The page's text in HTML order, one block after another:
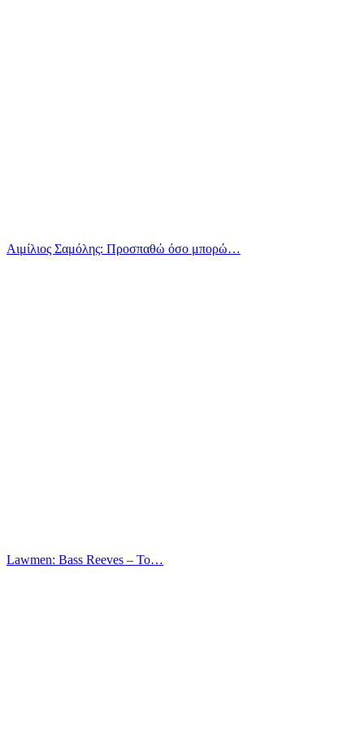
Αιμίλιος Σαμόλης: Προσπαθώ όσο μπορώ…
Lawmen: Bass Reeves – Το…